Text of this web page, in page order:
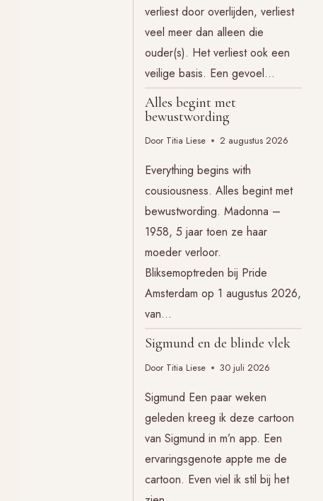
verliest door overlijden, verliest
veel meer dan alleen die
ouder(s). Het verliest ook een
veilige basis. Een gevoel…
Alles begint met
bewustwording
Door Titia Liese 2 augustus 2026
Everything begins with
cousiousness. Alles begint met
bewustwording. Madonna –
1958, 5 jaar toen ze haar
moeder verloor.
Bliksemoptreden bij Pride
Amsterdam op 1 augustus 2026,
van…
Sigmund en de blinde vlek
Door Titia Liese 30 juli 2026
Sigmund Een paar weken
geleden kreeg ik deze cartoon
van Sigmund in m’n app. Een
ervaringsgenote appte me de
cartoon. Even viel ik stil bij het